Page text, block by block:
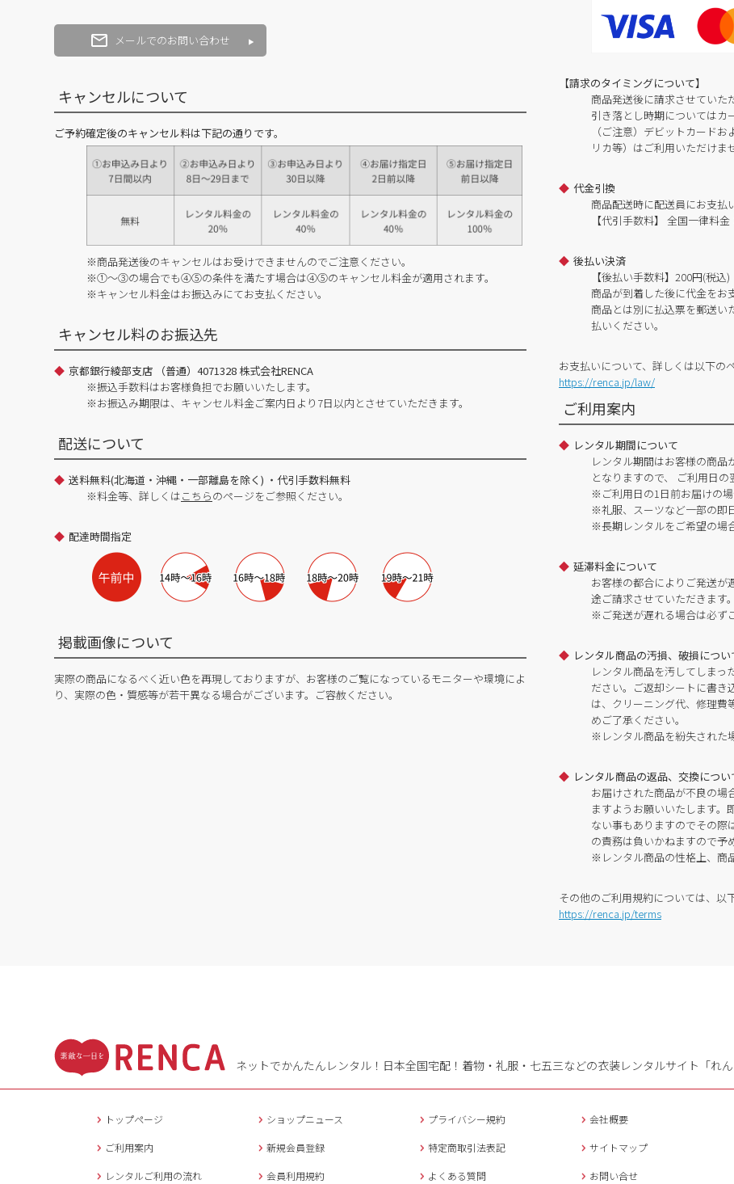
メールでのお問い合わせ
キャンセルについて
ご予約確定後のキャンセル料は下記の通りです。
※商品発送後のキャンセルはお受けできませんのでご注意ください。
※①～③の場合でも④⑤の条件を満たす場合は④⑤のキャンセル料金が適用されます。
※キャンセル料金はお振込みにてお支払ください。
キャンセル料のお振込先
京都銀行綾部支店 （普通）4071328 株式会社RENCA
※振込手数料はお客様負担でお願いいたします。
※お振込み期限は、キャンセル料金ご案内日より7日以内とさせていただきます。
配送について
送料無料(北海道・沖縄・一部離島を除く) ・代引手数料無料
※料金等、詳しくはこちらのページをご参照ください。
配達時間指定
掲載画像について
実際の商品になるべく近い色を再現しておりますが、お客様のご覧になっているモニターや環境によ
り、実際の色・質感等が若干異なる場合がございます。ご容赦ください。
【請求のタイミングについて】
商品発送後に請求させていた
引き落とし時期についてはカ
（ご注意）デビットカード
リカ等）はご利用いただけま
代金引換
商品配送時に配送員にお支払
【代引手数料】 全国一律料金
後払い決済
【後払い手数料】200円(税込)
商品が到着した後に代金をお
商品とは別に払込票を郵送い
払いください。
お支払いについて、詳しくは以下の
https://renca.jp/law/
ご利用案内
レンタル期間について
レンタル期間はお客様の商
となりますので、 ご利用日の
※ご利用日の1日前お届けの場
※礼服、スーツなど一部の即
※長期レンタルをご希望の場
延滞料金について
お客様の都合によりご発送が
途ご請求させていただきます。
※ご発送が遅れる場合は必ず
レンタル商品の汚損、破損につい
レンタル商品を汚してしまっ
ださい。ご返却シートに書き
は、クリーニング代、修理費
めご了承ください。
※レンタル商品を紛失された
レンタル商品の返品、交換につい
お届けされた商品が不良の場
ますようお願いいたします。
ない事もありますのでその際
の責務は負いかねますので予
※レンタル商品の性格上、商
その他のご利用規約については、以
https://renca.jp/terms
ネットでかんたんレンタル！日本全国宅配！ 着物・礼服・七五三などの衣装レンタルサイト「れん
トップページ ショップニュース プライバシー規約 会社概要
ご利用案内 新規会員登録 特定商取引法表記 サイトマップ
レンタルご利用の流れ 会員利用規約 よくある質問 お問い合せ